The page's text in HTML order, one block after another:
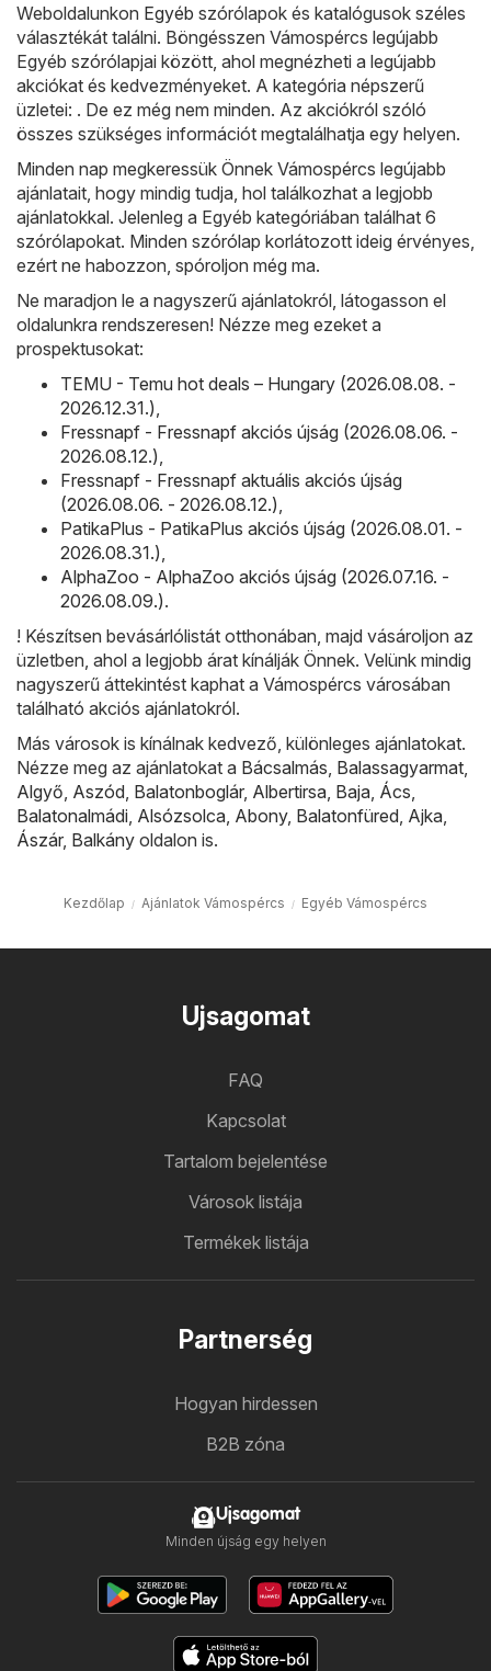
Weboldalunkon Egyéb szórólapok és katalógusok széles
választékát találni. Böngésszen Vámospércs legújabb
Egyéb szórólapjai között, ahol megnézheti a legújabb
akciókat és kedvezményeket. A kategória népszerű
üzletei: . De ez még nem minden. Az akciókról szóló
összes szükséges információt megtalálhatja egy helyen.
Minden nap megkeressük Önnek Vámospércs legújabb
ajánlatait, hogy mindig tudja, hol találkozhat a legjobb
ajánlatokkal. Jelenleg a Egyéb kategóriában találhat 6
szórólapokat. Minden szórólap korlátozott ideig érvényes,
ezért ne habozzon, spóroljon még ma.
Ne maradjon le a nagyszerű ajánlatokról, látogasson el
oldalunkra rendszeresen! Nézze meg ezeket a
prospektusokat:
TEMU - Temu hot deals – Hungary (2026.08.08. -
2026.12.31.)
Fressnapf - Fressnapf akciós újság (2026.08.06. -
2026.08.12.)
Fressnapf - Fressnapf aktuális akciós újság
(2026.08.06. - 2026.08.12.)
PatikaPlus - PatikaPlus akciós újság (2026.08.01. -
2026.08.31.)
AlphaZoo - AlphaZoo akciós újság (2026.07.16. -
2026.08.09.).
! Készítsen bevásárlólistát otthonában, majd vásároljon az
üzletben, ahol a legjobb árat kínálják Önnek. Velünk mindig
nagyszerű áttekintést kaphat a Vámospércs városában
található akciós ajánlatokról.
Más városok is kínálnak kedvező, különleges ajánlatokat.
Nézze meg az ajánlatokat a Bácsalmás Balassagyarmat
Algyő Aszód Balatonboglár, Albertirsa Baja Ács
Balatonalmádi Alsózsolca Abony, Balatonfüred Ajka
Ászár, Balkány oldalon is.
Kezdőlap Ajánlatok Vámospércs Egyéb Vámospércs
Ujsagomat
FAQ
Kapcsolat
Tartalom bejelentése
Városok listája
Termékek listája
Partnerség
Hogyan hirdessen
B2B zóna
Ujsagomat
Minden újság egy helyen